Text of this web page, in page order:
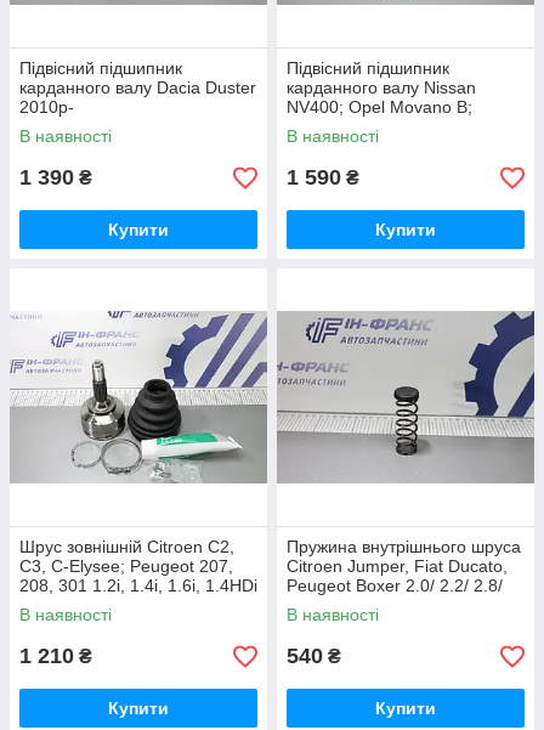
Підвісний підшипник
карданного валу Dacia Duster
2010р-
В наявності
1 390 ₴
Купити
Підвісний підшипник
карданного валу Nissan
NV400; Opel Movano B;
Renault Master III 2010р-
В наявності
1 590 ₴
Купити
Шрус зовнішній Citroen C2,
C3, C-Elysee; Peugeot 207,
208, 301 1.2i, 1.4i, 1.6i, 1.4HDi
В наявності
1 210 ₴
Купити
Пружина внутрішнього шруса
Citroen Jumper, Fiat Ducato,
Peugeot Boxer 2.0/ 2.2/ 2.8/
3.0HDi
В наявності
540 ₴
Купити